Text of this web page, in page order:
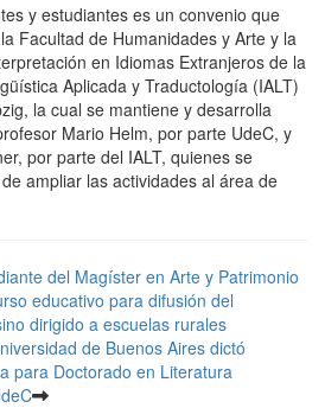
y estudiantes es un convenio que
Facultad de Humanidades y Arte y la
en Idiomas Extranjeros de la
Aplicada y Traductología (IALT)
la cual se mantiene y desarrolla
Mario Helm, por parte UdeC, y
por parte del IALT, quienes se
ampliar las actividades al área de
del Magíster en Arte y Patrimonio
educativo para difusión del
dirigido a escuelas rurales
de Buenos Aires dictó
para Doctorado en Literatura